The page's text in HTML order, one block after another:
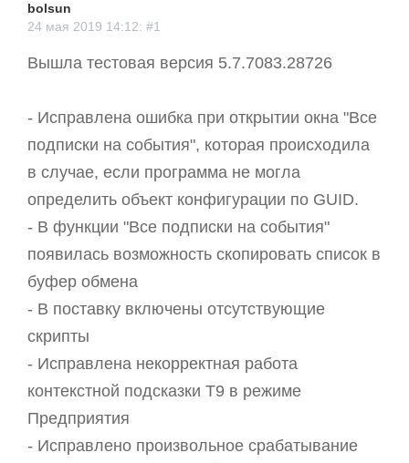
bolsun
24 мая 2019 14:12: #1
Вышла тестовая версия 5.7.7083.28726
- Исправлена ошибка при открытии окна "Все
подписки на события", которая происходила
в случае, если программа не могла
определить объект конфигурации по GUID.
- В функции "Все подписки на события"
появилась возможность скопировать список в
буфер обмена
- В поставку включены отсутствующие
скрипты
- Исправлена некорректная работа
контекстной подсказки T9 в режиме
Предприятия
- Исправлено произвольное срабатывание